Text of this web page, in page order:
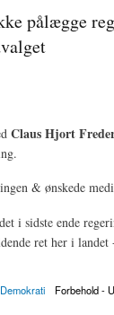
pålægge
Claus Hjort
& ønskede
i sidste ende
ret her i landet
Demokrati Forbehold -